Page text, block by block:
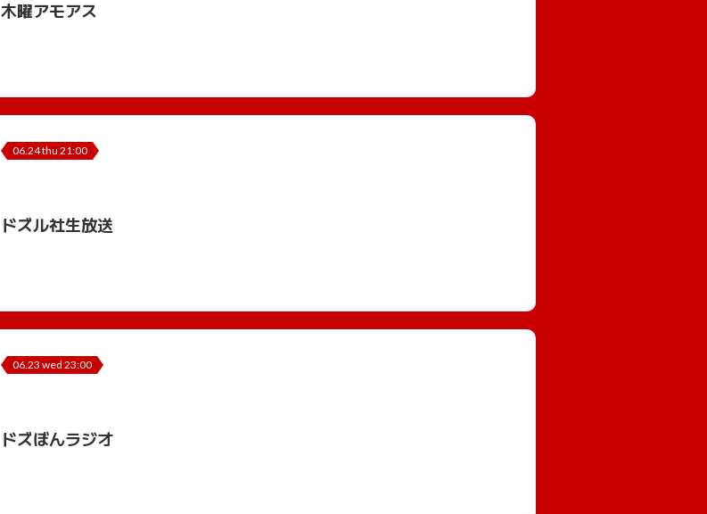
木曜アモアス
06.24 thu 21:00
ドズル社生放送
06.23 wed 23:00
ドズぼんラジオ